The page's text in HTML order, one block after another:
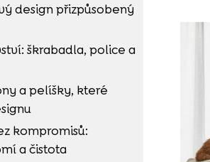
design přizpůsobený
škrabadla, police a
a pelíšky, které
kompromisů:
a čistota